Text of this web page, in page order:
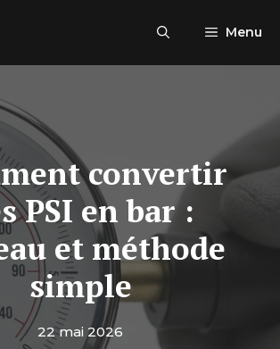
Menu
convertir
PSI en bar :
et méthode
simple
22 mai 2026